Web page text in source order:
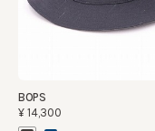
BOPS
¥14,300